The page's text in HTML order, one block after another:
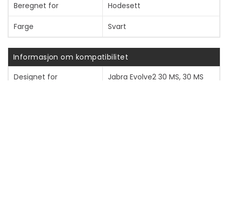
Beregnet for Hodesett
Farge Svart
Informasjon om kompatibilitet
Designet for
Jabra Evolve2 30 MS, 30 MS